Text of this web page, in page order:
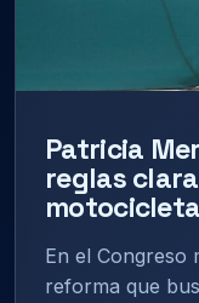
Patricia
reglas
En el Congreso
reforma que